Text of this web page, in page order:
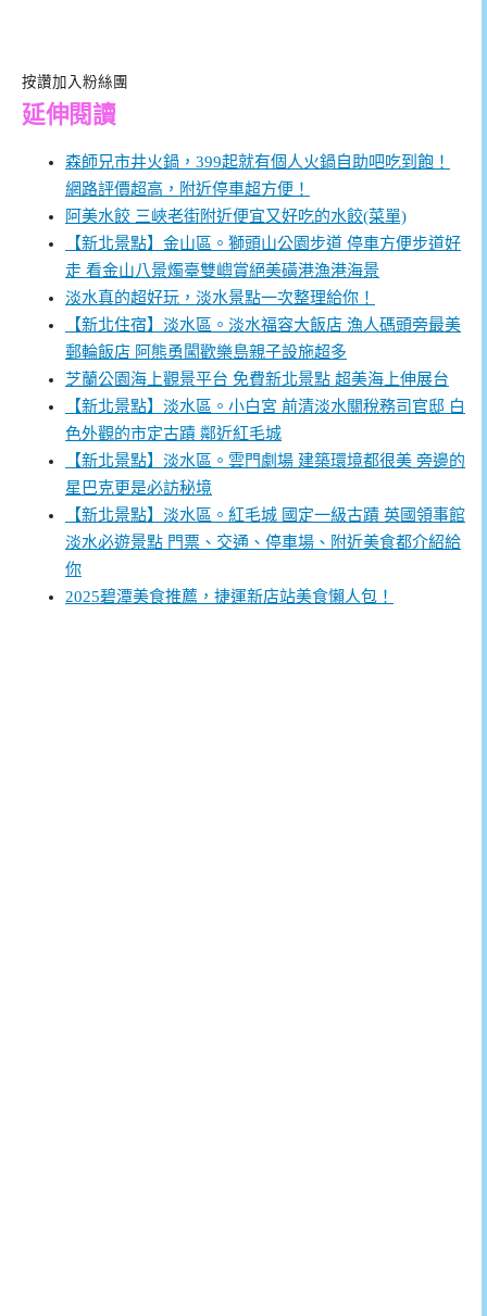
按讚加入粉絲團
延伸閱讀
森師兄市井火鍋，399起就有個人火鍋自助吧吃到飽！
網路評價超高，附近停車超方便！
阿美水餃 三峽老街附近便宜又好吃的水餃(菜單)
【新北景點】金山區。獅頭山公園步道 停車方便步道好
走 看金山八景燭臺雙嶼賞絕美磺港漁港海景
淡水真的超好玩，淡水景點一次整理給你！
【新北住宿】淡水區。淡水福容大飯店 漁人碼頭旁最美
郵輪飯店 阿熊勇闖歡樂島親子設施超多
芝蘭公園海上觀景平台 免費新北景點 超美海上伸展台
【新北景點】淡水區。小白宮 前清淡水關稅務司官邸 白
色外觀的市定古蹟 鄰近紅毛城
【新北景點】淡水區。雲門劇場 建築環境都很美 旁邊的
星巴克更是必訪秘境
【新北景點】淡水區。紅毛城 國定一級古蹟 英國領事館
淡水必遊景點 門票、交通、停車場、附近美食都介紹給
你
2025碧潭美食推薦，捷運新店站美食懶人包！